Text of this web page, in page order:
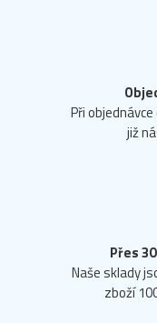
Při
již
Přes
Naše sklady
zboží